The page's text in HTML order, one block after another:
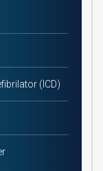
(ICD)